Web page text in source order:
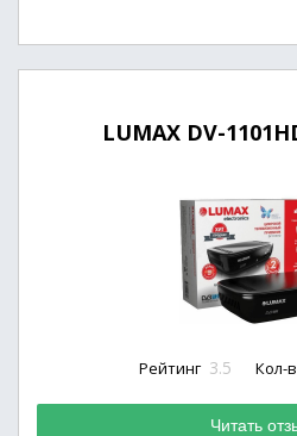
LUMAX DV-
Рейтинг 3.5 Кол-
Читать